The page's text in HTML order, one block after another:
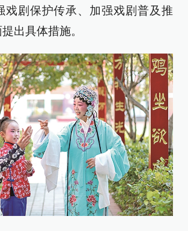
戏剧保护传承、加强戏剧普及推
出具体措施。